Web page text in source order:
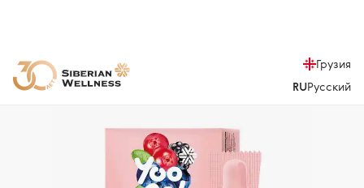
Грузия
RUРусский